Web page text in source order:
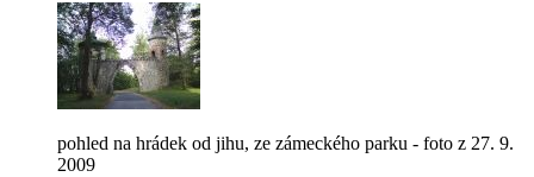
pohled na hrádek od jihu, ze zámeckého parku - foto z 27. 9.
2009